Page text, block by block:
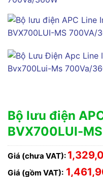
Bộ lưu điện
BVX700LUI-
Giá (chưa VAT):
Giá (gồm VAT):